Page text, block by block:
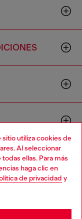
sitio utiliza cookies de
Al seleccionar
ellas. Para más
haga clic en
de privacidad y